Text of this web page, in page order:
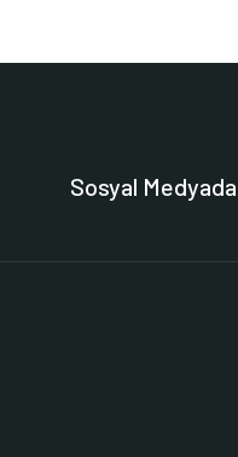
Sosyal